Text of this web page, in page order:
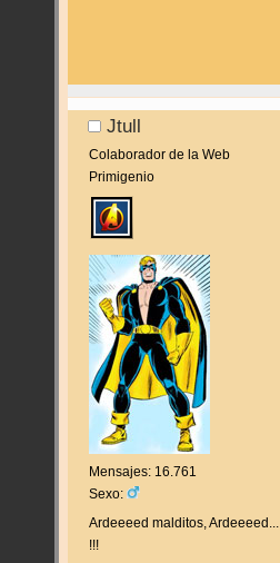
Jtull
Colaborador de la Web
Primigenio
Mensajes: 16.761
Sexo:
Ardeeeed malditos, Ardeeeed...
!!!